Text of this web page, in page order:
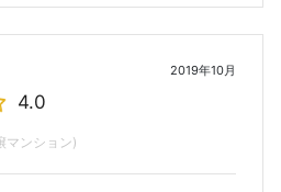
2019年10月
4.0
マンション)